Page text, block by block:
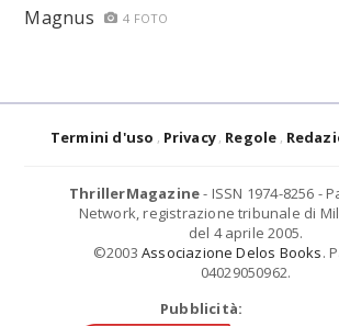
Magnus 4 FOTO
Termini d'uso Privacy Regole
ThrillerMagazine- ISSN 1974-8256 -
Network, registrazione tribunale di
del 4 aprile 2005.
©2003 Associazione Delos Books.
04029050962.
Pubblicità: